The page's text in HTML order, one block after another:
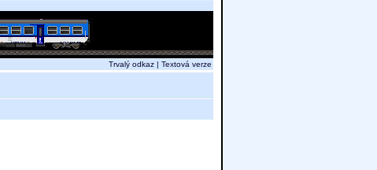
Trvalý odkaz | Textová verze